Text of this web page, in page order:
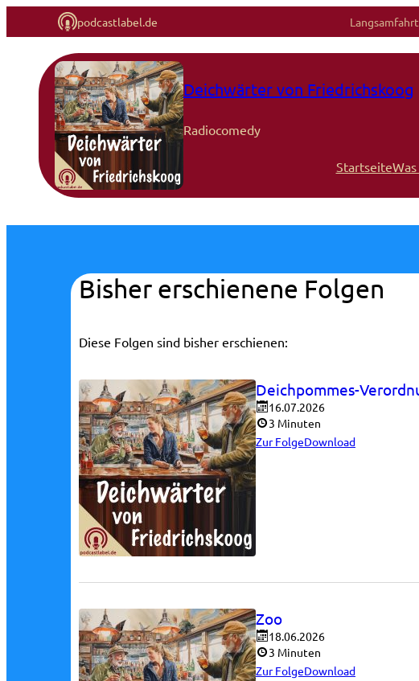
podcastlabel.de Langsamfahrt
Inhalt
springen
Deichwärter von Friedrichskoog
Radiocomedy
Startseite
Bisher erschienene Folgen
Diese Folgen sind bisher erschienen:
Deichpommes-
16.07.2026
3 Minuten
Zur FolgeDownload
Zoo
18.06.2026
3 Minuten
Zur FolgeDownload